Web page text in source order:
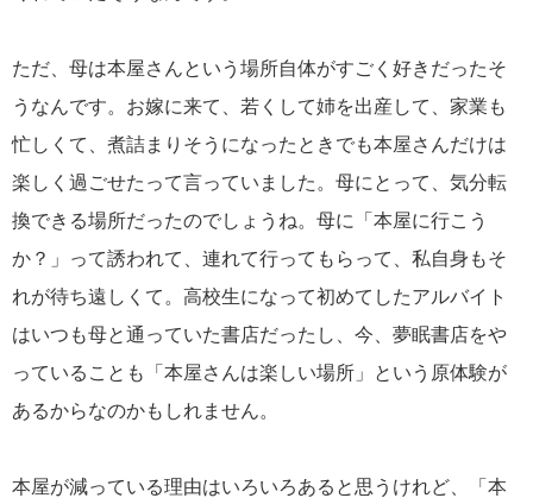
ただ、母は本屋さんという場所自体がすごく好きだったそ
うなんです。お嫁に来て、若くして姉を出産して、家業も
忙しくて、煮詰まりそうになったときでも本屋さんだけは
楽しく過ごせたって言っていました。母にとって、気分転
換できる場所だったのでしょうね。母に「本屋に行こう
か？」って誘われて、連れて行ってもらって、私自身もそ
れが待ち遠しくて。高校生になって初めてしたアルバイト
はいつも母と通っていた書店だったし、今、夢眠書店をや
っていることも「本屋さんは楽しい場所」という原体験が
あるからなのかもしれません。
本屋が減っている理由はいろいろあると思うけれど、「本